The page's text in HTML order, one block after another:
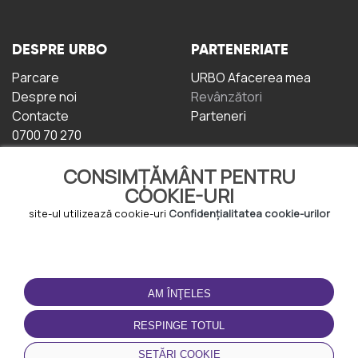
CONSIMȚĂMÂNT PENTRU
COOKIE-URI
site-ul utilizează cookie-uri Confidențialitatea cookie-urilor
AM ÎNŢELES
RESPINGE TOTUL
SETĂRI COOKIE
DESPRE URBO
Parcare
Despre noi
Contacte
0700 70 270
PARTENERIATE
URBO Afacerea mea
Revânzători
Parteneri
TERMENI DE UTILIZARE
Termeni și condiții
Politica de
Confidențialitate
Politica de cookie-uri
DESCĂRCAȚI
APLICAȚIA